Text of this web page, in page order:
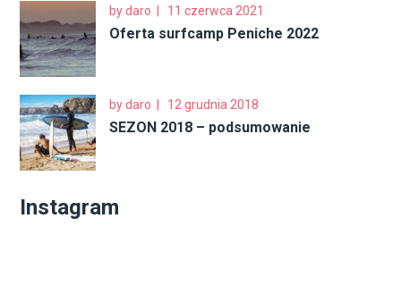
bydaro 11 czerwca 2021
Oferta surfcamp Peniche 2022
bydaro 12 grudnia 2018
SEZON 2018 – podsumowanie
Instagram